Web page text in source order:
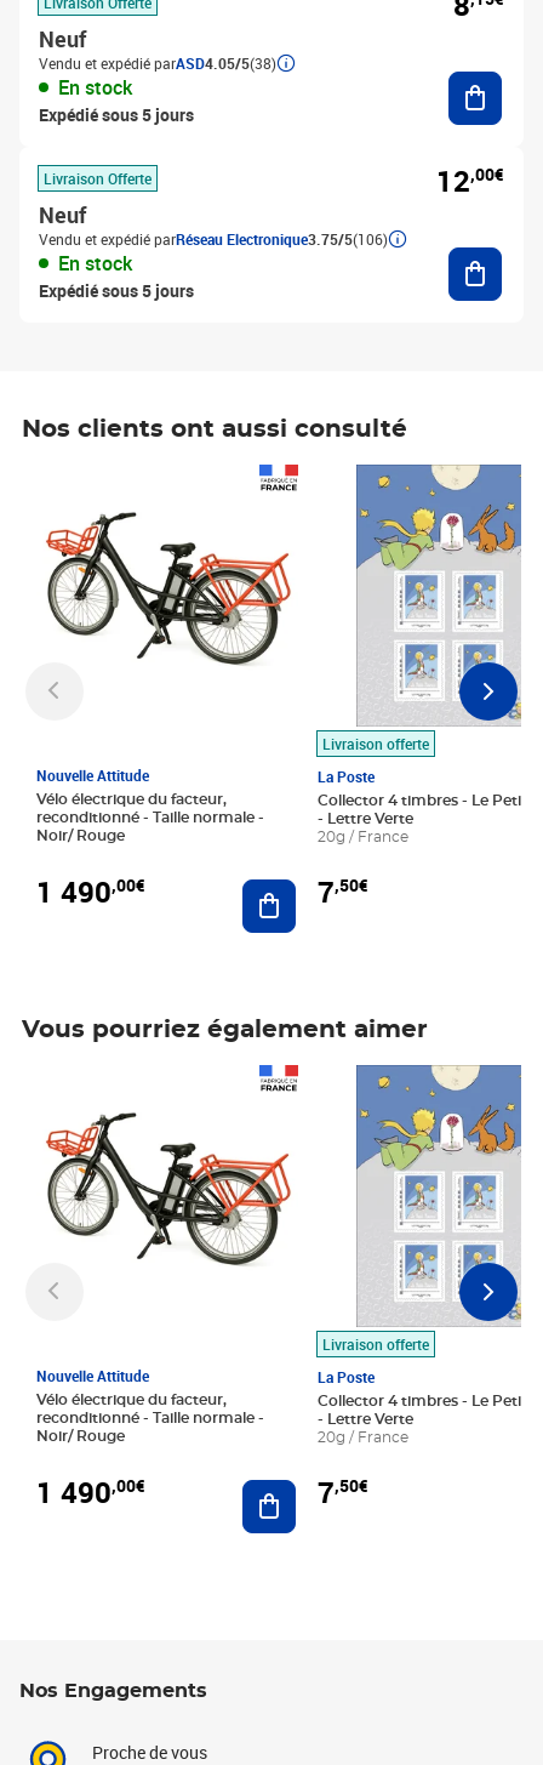
Neuf
Vendu et expédié parASD4.05/5(38)
En stock
Expédié sous 5 jours
Livraison Offerte
Neuf
Vendu et expédié parRéseau Electronique3.75/5(106)
En stock
Expédié sous 5 jours
12,00€
Nos clients ont aussi consulté
Nouvelle Attitude
Vélo électrique du facteur,
reconditionné - Taille normale -
Noir/ Rouge
1 490,00€ Ajouter au panier
Livraison offerte
La Poste
Collector 4 timbres - Le Petit
- Lettre Verte
20g / France
7,50€
Prix 7,50€
Vous pourriez également aimer
Nouvelle Attitude
Vélo électrique du facteur,
reconditionné - Taille normale -
Noir/ Rouge
1 490,00€ Ajouter au panier
Livraison offerte
La Poste
Collector 4 timbres - Le Petit
- Lettre Verte
20g / France
7,50€
Prix 7,50€
Nos Engagements
Proche de vous